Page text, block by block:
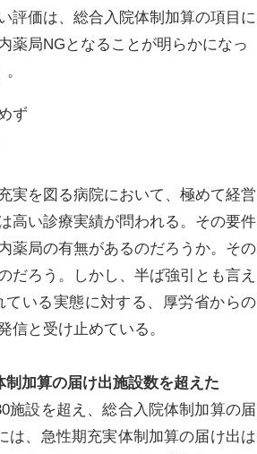
評価は、総合入院体制加算の項目に
薬局NGとなることが明らかになっ
ず
実を図る病院において、極めて経営
高い診療実績が問われる。その要件
薬局の有無があるのだろうか。その
だろう。しかし、半ば強引とも言え
いる実態に対する、厚労省からの
信と受け止めている。
加算の届け出施設数を超えた
設を超え、総合入院体制加算の届
は、急性期充実体制加算の届け出は